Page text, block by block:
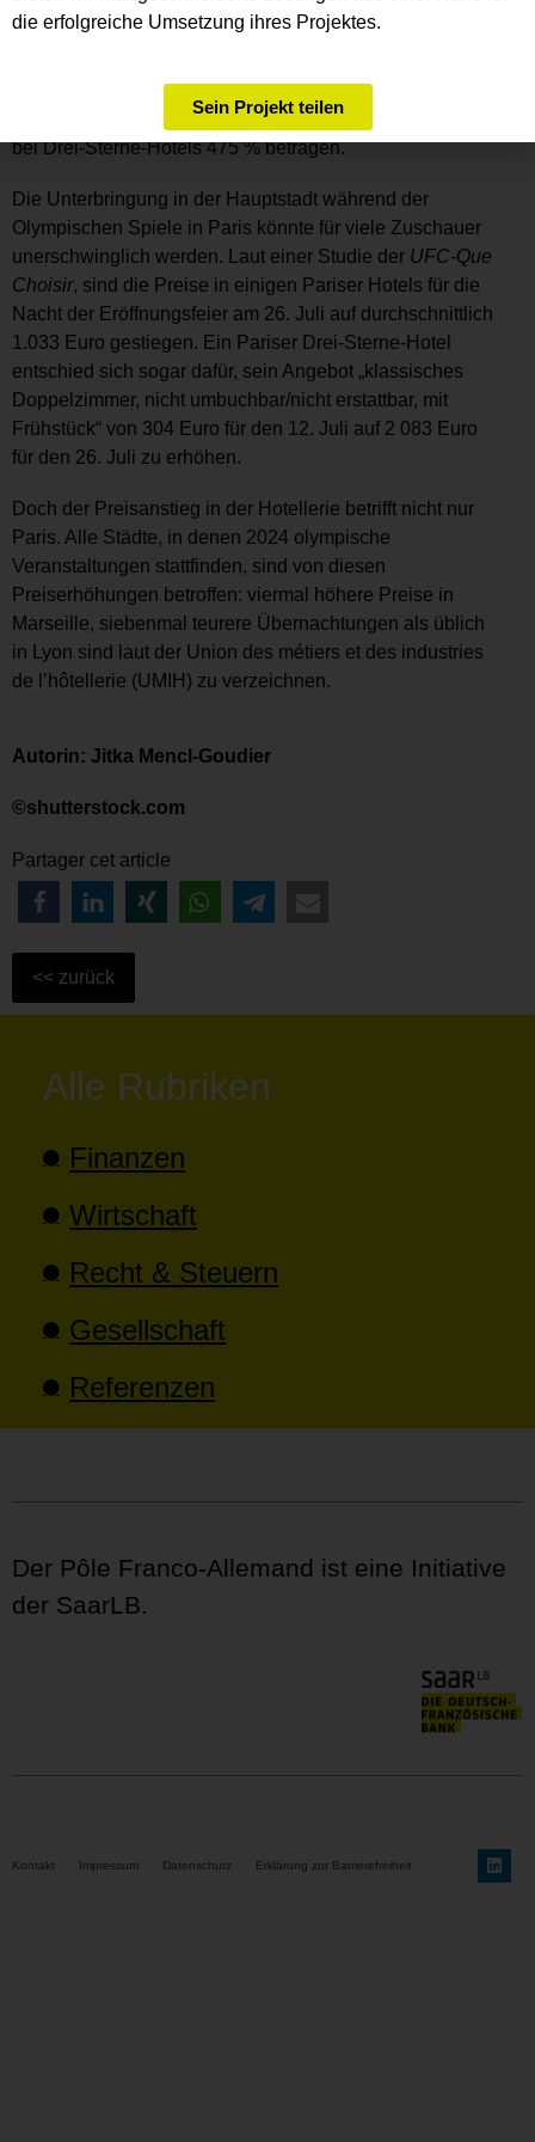
für eine Übernachtung in einem Hotel in der Region Île-
169 Euro. Das entspricht einem Anstieg von 314 %. Bei
Zwei-Sterne-Hotels würde der Anstieg sogar 366 % und
bei Drei-Sterne-Hotels 475 % betragen.
Die Unterbringung in der Hauptstadt während der
Olympischen Spiele in Paris könnte für viele Zuschauer
unerschwinglich werden. Laut einer Studie der UFC-Que
Choisir, sind die Preise in einigen Pariser Hotels für die
Nacht der Eröffnungsfeier am 26. Juli auf durchschnittlich
1.033 Euro gestiegen. Ein Pariser Drei-Sterne-Hotel
entschied sich sogar dafür, sein Angebot „klassisches
Doppelzimmer, nicht umbuchbar/nicht erstattbar, mit
Frühstück“ von 304 Euro für den 12. Juli auf 2 083 Euro
für den 26. Juli zu erhöhen.
Doch der Preisanstieg in der Hotellerie betrifft nicht nur
Paris. Alle Städte, in denen 2024 olympische
Veranstaltungen stattfinden, sind von diesen
Preiserhöhungen betroffen: viermal höhere Preise in
Marseille, siebenmal teurere Übernachtungen als üblich
in Lyon sind laut der Union des métiers et des industries
de l’hôtellerie (UMIH) zu verzeichnen.
Autorin: Jitka Mencl-Goudier
©shutterstock.com
Partager cet article
Alle Rubriken
Finanzen
Wirtschaft
Recht & Steuern
Gesellschaft
Referenzen
Der Pôle Franco-Allemand ist eine Initiative
der SaarLB.
Kontakt Impressum Datenschutz Erklärung zur Barrierefreiheit
die erfolgreiche Umsetzung ihres Projektes.
Sein Projekt teilen